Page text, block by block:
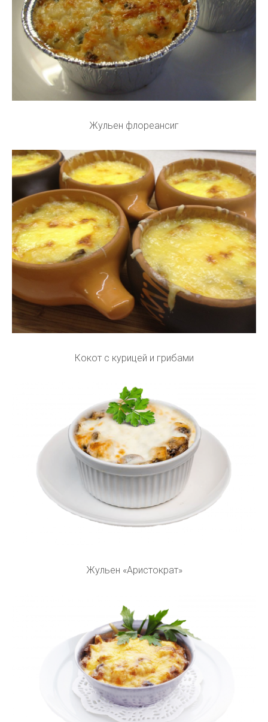
Жульен флореансиг
Кокот с курицей и грибами
Жульен «Аристократ»